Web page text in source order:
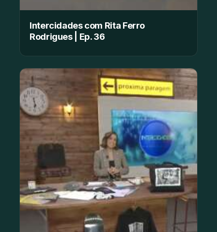
Intercidades com Rita Ferro
Rodrigues | Ep. 36